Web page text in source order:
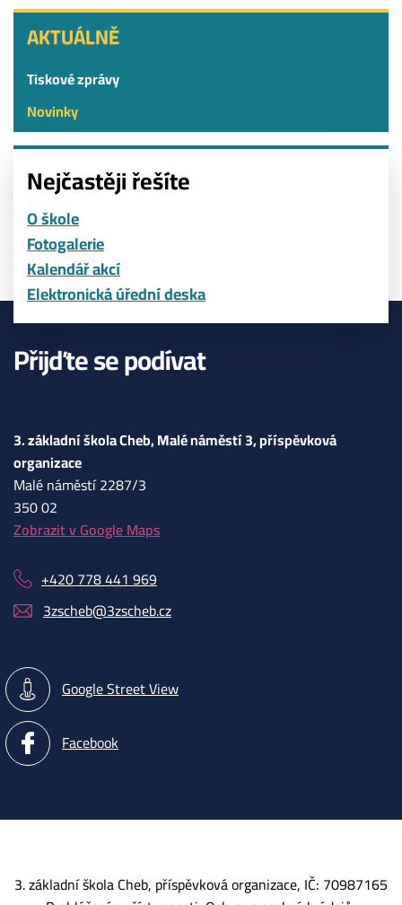
AKTUÁLNĚ
AKTUÁLNĚ
Tiskové zprávy
Novinky
Nejčastěji řešíte
O škole
Fotogalerie
Kalendář akcí
Elektronická úřední deska
Přijďte se podívat
3. základní škola Cheb, Malé náměstí 3, příspěvková
organizace
Malé náměstí 2287/3
350 02
Zobrazit v Google Maps
+420 778 441 969
3zscheb@3zscheb.cz
Google Street View
Facebook
3. základní škola Cheb, příspěvková organizace, IČ: 70987165